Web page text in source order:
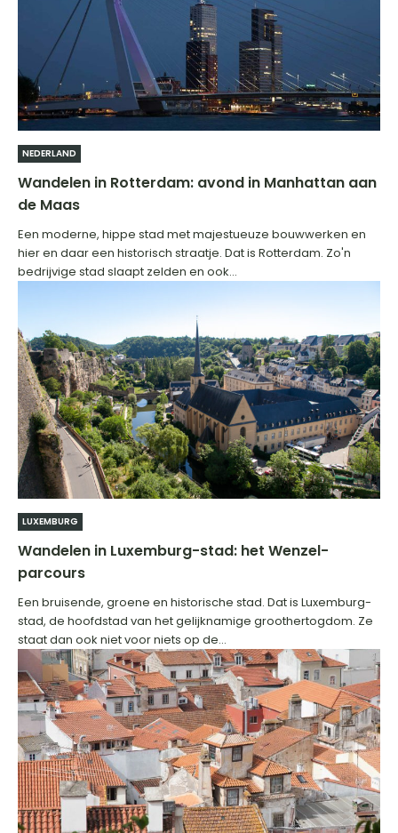
NEDERLAND
Wandelen in Rotterdam: avond in Manhattan aan
de Maas
Een moderne, hippe stad met majestueuze bouwwerken en
hier en daar een historisch straatje. Dat is Rotterdam. Zo'n
bedrijvige stad slaapt zelden en ook...
LUXEMBURG
Wandelen in Luxemburg-stad: het Wenzel-
parcours
Een bruisende, groene en historische stad. Dat is Luxemburg-
stad, de hoofdstad van het gelijknamige groothertogdom. Ze
staat dan ook niet voor niets op de...